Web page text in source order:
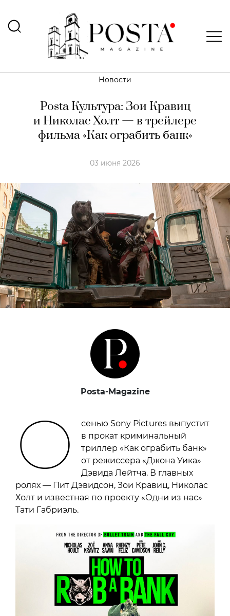
Новости
Posta Культура: Зои Кравиц
и Николас Холт — в трейлере
фильма «Как ограбить банк»
03 июня 2026
Posta-Magazine
О
сенью Sony Pictures выпустит
в прокат криминальный
триллер «Как ограбить банк»
от режиссера «Джона Уика»
Дэвида Лейтча. В главных
ролях — Пит Дэвидсон, Зои Кравиц, Николас
Холт и известная по проекту «Одни из нас»
Тати Габриэль.